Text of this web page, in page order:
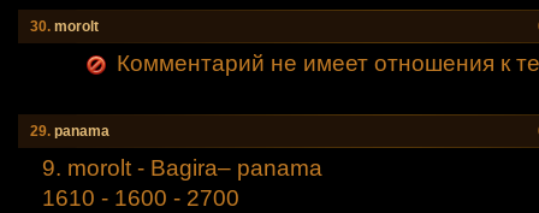
30. morolt
Комментарий не имеет отношения к
29. panama
9. morolt - Bagirа– panama
1610 - 1600 - 2700